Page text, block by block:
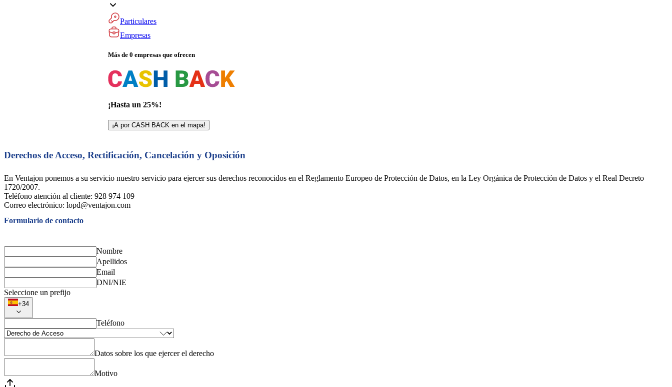
Particulares
Empresas
Más de 0 empresas que ofrecen
¡Hasta un 25%!
¡A por CASH BACK en el mapa!
Derechos de Acceso, Rectificación, Cancelación y Oposición
En Ventajon ponemos a su servicio nuestro servicio para ejercer sus derechos reconocidos en el Reglamento Europeo de Protección de Datos, en la Ley Orgánica de Protección de Datos y el Real Decreto
1720/2007.
Teléfono atención al cliente: 928 974 109
Correo electrónico: lopd@ventajon.com
Formulario de contacto
Nombre
Apellidos
Email
DNI/NIE
Seleccione un prefijo
+34
Teléfono
Datos sobre los que ejercer el derecho
Motivo